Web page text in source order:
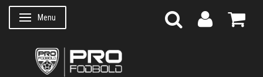
Skifte navigation
Menu